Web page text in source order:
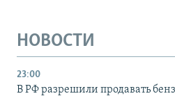
НОВОСТИ
23:00
В РФ разрешили продавать